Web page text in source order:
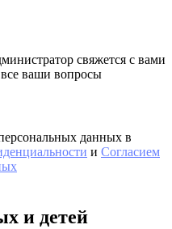
свяжется с вами
ваши вопросы
данных в
и Согласием
и детей